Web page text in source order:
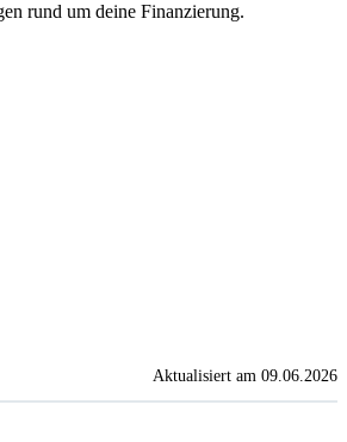
rund um deine Finanzierung.
Aktualisiert am 09.06.2026